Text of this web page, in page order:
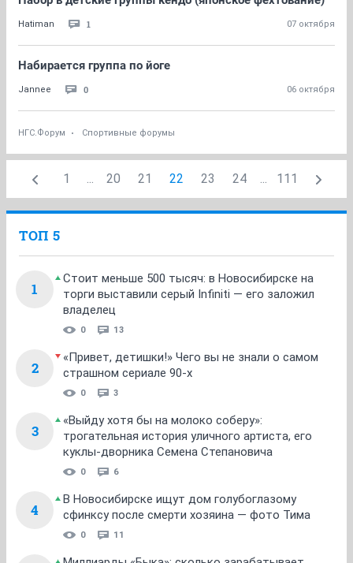
Hatiman 1 07 октября
Набирается группа по йоге
Jannee 0 06 октября
НГС.Форум Спортивные форумы
1 ... 20 21 22 23 24 ... 111
ТОП 5
1
Стоит меньше 500 тысяч: в Новосибирске на
торги выставили серый Infiniti — его заложил
владелец
0 13
2
«Привет, детишки!» Чего вы не знали о самом
страшном сериале 90-х
0 3
3
«Выйду хотя бы на молоко соберу»:
трогательная история уличного артиста, его
куклы-дворника Семена Степановича
0 6
4
В Новосибирске ищут дом голубоглазому
сфинксу после смерти хозяина — фото Тима
0 11